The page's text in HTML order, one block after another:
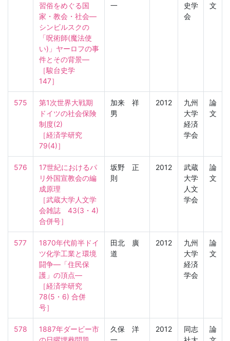
習俗をめぐる国
家・教会・社会―
シンビルスクの
「呪術師(魔法使
い)」ヤーロフの事
件とその背景―
［駿台史学
147］
一
史学
会
文
575
第1次世界大戦期
ドイツの社会保険
制度(2)
［経済学研究
79(4)］
加来 祥
男
2012
九州
大学
経済
学会
論
文
576
17世紀におけるパ
リ外国宣教会の編
成原理
［武蔵大学人文学
会雑誌　43(3・4)
合併号］
坂野 正
則
2012
武蔵
大学
人文
学会
論
文
577
1870年代前半ドイ
ツ化学工業と環境
闘争―「住民保
護」の頂点―
［経済学研究
78(5・6) 合併
号］
田北 廣
道
2012
九州
大学
経済
学会
論
文
578
1887年ダービー市
久保 洋
2012
同志
論